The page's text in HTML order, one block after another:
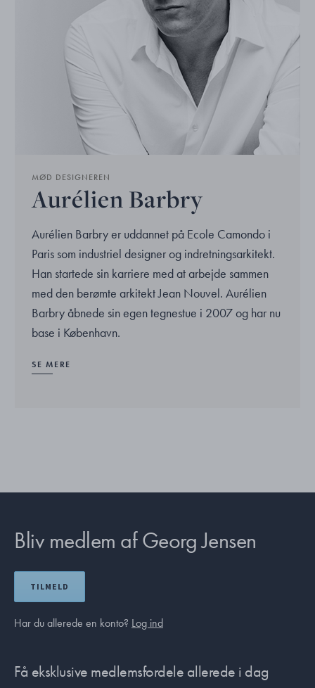
MØD DESIGNEREN
Aurélien Barbry
Aurélien Barbry er uddannet på Ecole Camondo i
Paris som industriel designer og indretningsarkitekt.
Han startede sin karriere med at arbejde sammen
med den berømte arkitekt Jean Nouvel. Aurélien
Barbry åbnede sin egen tegnestue i 2007 og har nu
base i København.
SE MERE
Bliv medlem af Georg Jensen
TILMELD
Har du allerede en konto? Log ind
Få eksklusive medlemsfordele allerede i dag